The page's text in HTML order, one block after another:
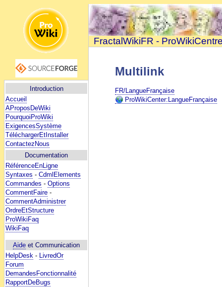
Introduction
Accueil
AProposDeWiki
PourquoiProWiki
ExigencesSystème
TéléchargerEtInstaller
ContactezNous
Documentation
RéférenceEnLigne
Syntaxes - CdmlElements
Commandes - Options
CommentFaire -
CommentAdministrer
OrdreEtStructure
ProWikiFaq
WikiFaq
Aide et Communication
HelpDesk - LivredOr
Forum
DemandesFonctionnalité
RapportDeBugs
FractalWikiFR -
Multilink
FR/LangueFrançaise
ProWikiCenter:LangueFrançaise